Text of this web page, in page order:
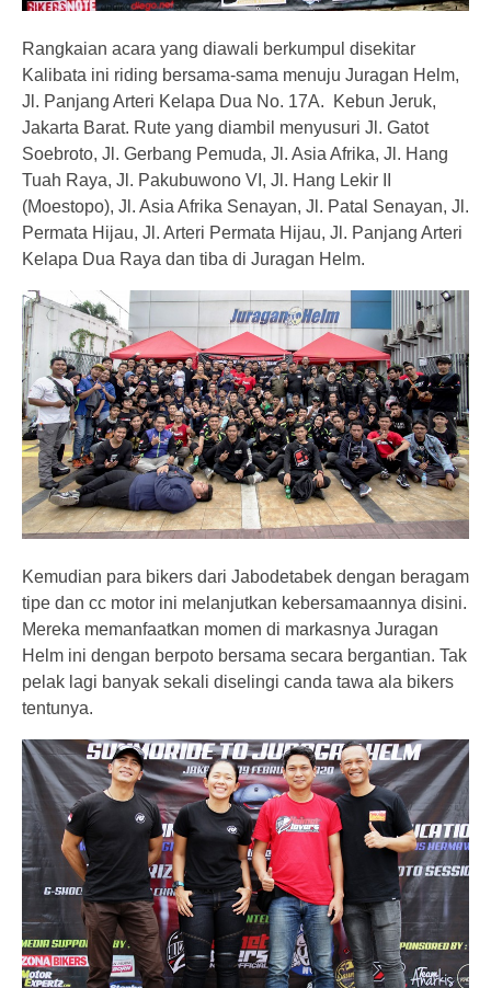
Rangkaian acara yang diawali berkumpul disekitar
Kalibata ini riding bersama-sama menuju Juragan Helm,
Jl. Panjang Arteri Kelapa Dua No. 17A. Kebun Jeruk,
Jakarta Barat. Rute yang diambil menyusuri Jl. Gatot
Soebroto, Jl. Gerbang Pemuda, Jl. Asia Afrika, Jl. Hang
Tuah Raya, Jl. Pakubuwono VI, Jl. Hang Lekir II
(Moestopo), Jl. Asia Afrika Senayan, Jl. Patal Senayan, Jl.
Permata Hijau, Jl. Arteri Permata Hijau, Jl. Panjang Arteri
Kelapa Dua Raya dan tiba di Juragan Helm.
Kemudian para bikers dari Jabodetabek dengan beragam
tipe dan cc motor ini melanjutkan kebersamaannya disini.
Mereka memanfaatkan momen di markasnya Juragan
Helm ini dengan berpoto bersama secara bergantian. Tak
pelak lagi banyak sekali diselingi canda tawa ala bikers
tentunya.